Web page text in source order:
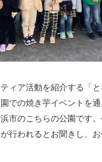
ィア活動を紹介する「
での焼き芋イベントを
市のこちらの公園です
行われるとお聞きし、お